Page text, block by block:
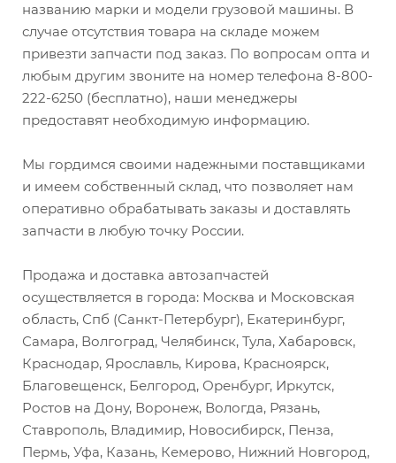
названию марки и модели грузовой машины. В
случае отсутствия товара на складе можем
привезти запчасти под заказ. По вопросам опта и
любым другим звоните на номер телефона 8-800-
222-6250 (бесплатно), наши менеджеры
предоставят необходимую информацию.
Мы гордимся своими надежными поставщиками
и имеем собственный склад, что позволяет нам
оперативно обрабатывать заказы и доставлять
запчасти в любую точку России.
Продажа и доставка автозапчастей
осуществляется в города: Москва и Московская
область, Спб (Санкт-Петербург), Екатеринбург,
Самара, Волгоград, Челябинск, Тула, Хабаровск,
Краснодар, Ярославль, Кирова, Красноярск,
Благовещенск, Белгород, Оренбург, Иркутск,
Ростов на Дону, Воронеж, Вологда, Рязань,
Ставрополь, Владимир, Новосибирск, Пенза,
Пермь, Уфа, Казань, Кемерово, Нижний Новгород,